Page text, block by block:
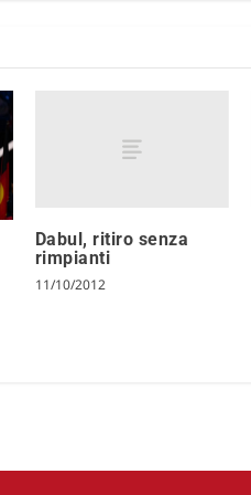
Dabul, ritiro senza
rimpianti
11/10/2012